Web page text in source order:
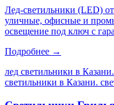
Лед-светильники (LED)
уличные, офисные и
освещение под ключ с
Подробнее →
лед светильники в
светильники в Казани.